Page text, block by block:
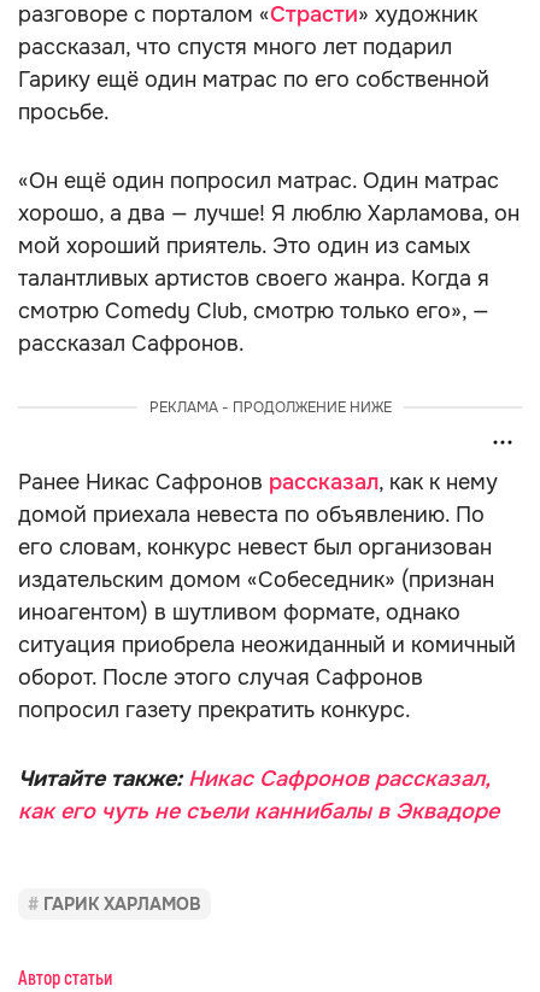
разговоре с порталом «Страсти» художник
рассказал, что спустя много лет подарил
Гарику ещё один матрас по его собственной
просьбе.
«Он ещё один попросил матрас. Один матрас
хорошо, а два — лучше! Я люблю Харламова, он
мой хороший приятель. Это один из самых
талантливых артистов своего жанра. Когда я
смотрю Comedy Club, смотрю только его», —
рассказал Сафронов.
РЕКЛАМА - ПРОДОЛЖЕНИЕ НИЖЕ
Ранее Никас Сафронов рассказал, как к нему
домой приехала невеста по объявлению. По
его словам, конкурс невест был организован
издательским домом «Собеседник» (признан
иноагентом) в шутливом формате, однако
ситуация приобрела неожиданный и комичный
оборот. После этого случая Сафронов
попросил газету прекратить конкурс.
Читайте также: Никас Сафронов рассказал,
как его чуть не съели каннибалы в Эквадоре
ГАРИК ХАРЛАМОВ
Автор статьи